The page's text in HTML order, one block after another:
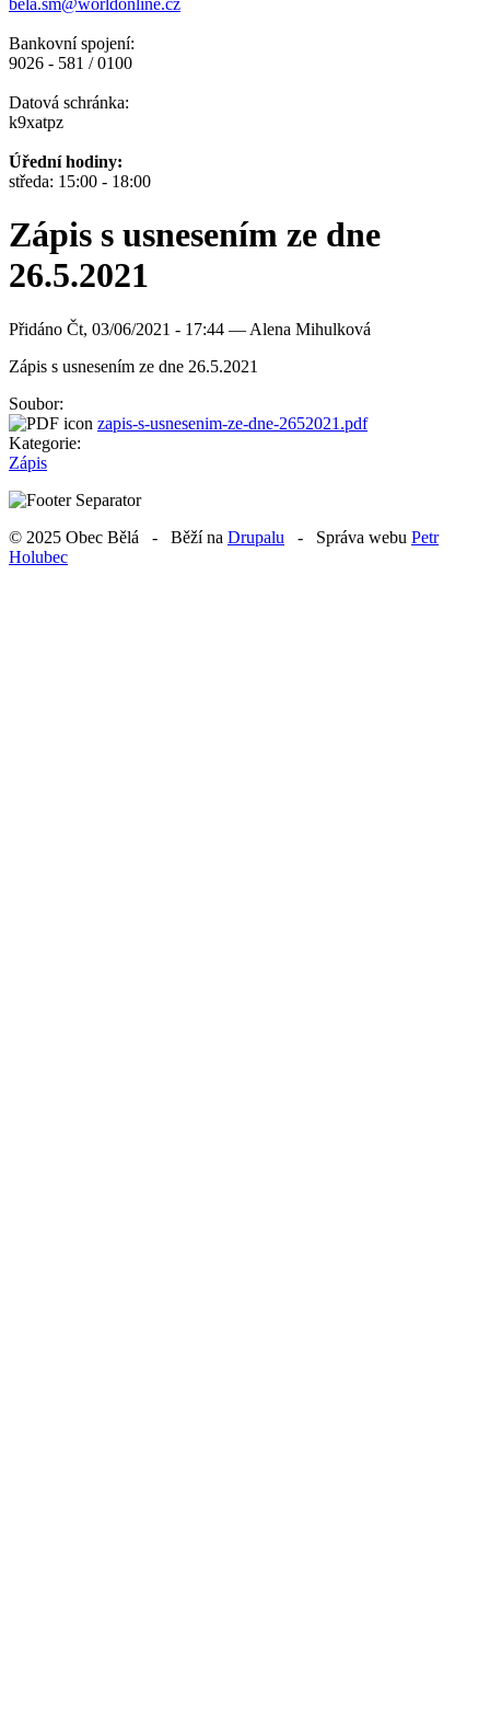
Bankovní spojení:
9026 - 581 / 0100
Datová schránka:
k9xatpz
Úřední hodiny:
středa: 15:00 - 18:00
Zápis s usnesením ze dne
26.5.2021
Přidáno Čt, 03/06/2021 - 17:44 — Alena Mihulková
Zápis s usnesením ze dne 26.5.2021
Soubor:
zapis-s-usnesenim-ze-dne-2652021.pdf
Kategorie:
Zápis
© 2025 Obec Bělá - Běží na Drupalu - Správa webu Petr
Holubec